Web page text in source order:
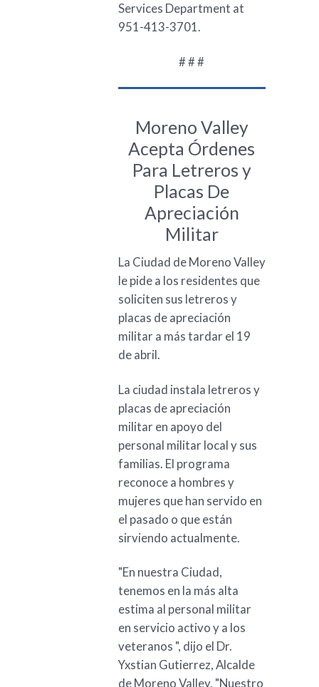
Services Department at
951-413-3701.
# # #
Moreno Valley
Acepta Órdenes
Para Letreros y
Placas De
Apreciación
Militar
La Ciudad de Moreno Valley
le pide a los residentes que
soliciten sus letreros y
placas de apreciación
militar a más tardar el 19
de abril.
La ciudad instala letreros y
placas de apreciación
militar en apoyo del
personal militar local y sus
familias. El programa
reconoce a hombres y
mujeres que han servido en
el pasado o que están
sirviendo actualmente.
"En nuestra Ciudad,
tenemos en la más alta
estima al personal militar
en servicio activo y a los
veteranos ", dijo el Dr.
Yxstian Gutierrez, Alcalde
de Moreno Valley. "Nuestro